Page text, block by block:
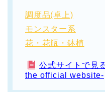
調度品(卓上)
モンスター系
花・花瓶・鉢植
公式サイトで見
the official website-